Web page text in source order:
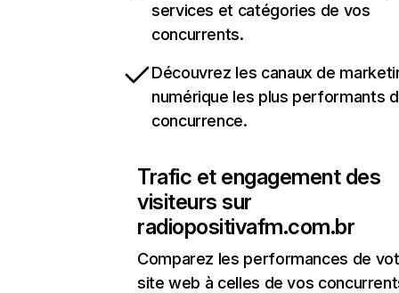
services et catégories de vos
concurrents.
Découvrez les canaux de
numérique les plus performants
concurrence.
Trafic et engagement des
visiteurs sur
radiopositivafm.com.br
Comparez les performances de
site web à celles de vos